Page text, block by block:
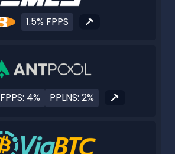
1.5% FPPS
FPPS: 4% PPLNS: 2%